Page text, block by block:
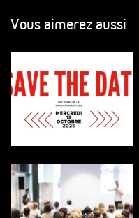
Vous aimerez aussi